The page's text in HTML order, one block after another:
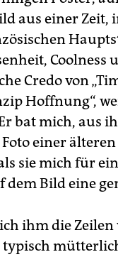
aus einer
Coolness
Credo von
Hoffnung“,
bat mich, aus
einer
sie mich für
Bild eine
ihm die